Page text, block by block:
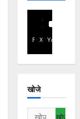
Facebook
X YouTube
खोजे
निम्न